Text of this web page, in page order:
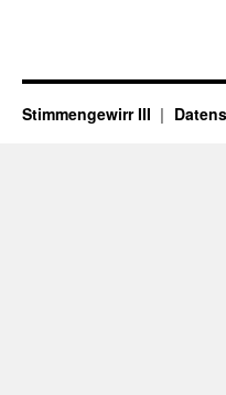
Stimmengewirr III